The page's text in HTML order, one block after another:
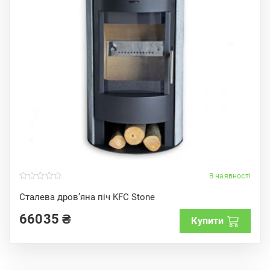
В наявності
Сталева дров’яна піч KFC Stone
o
u
o
f66035₴ Купити